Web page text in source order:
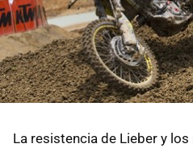
La resistencia de Lieber y